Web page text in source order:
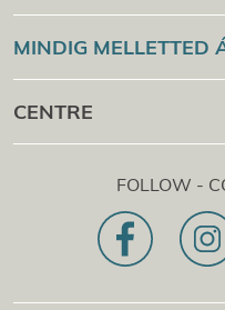
Online Campus
Cert Check
Sport
masszázs
Flexyfit®
MINDIG MELLETTED
+43 1 997 27 38
[email protected]
Tanácsadás és
CENTRE
1030 | Ausztria
Dietrichgasse
Fióktelep | DE
FOLLOW -